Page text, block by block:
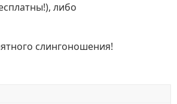
либо
слингоношения!